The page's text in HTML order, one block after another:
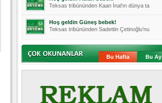
Teksas tribününden Kaan İnal'ın dünya ta
Hoş geldin Güneş bebek!
Teksas tribününden Sadettin Çetinoğlu'nu
Mutluluklar Ceyhun Tetik
Teksas tribünlerinin sevilen isimlerinde
Bursasporumuzun önü açılsın is
Hoş geldin Alaz Bebek!
Teksas.org sistem yöneticisi, ekibimizin
Bu Hafta Bu Ay